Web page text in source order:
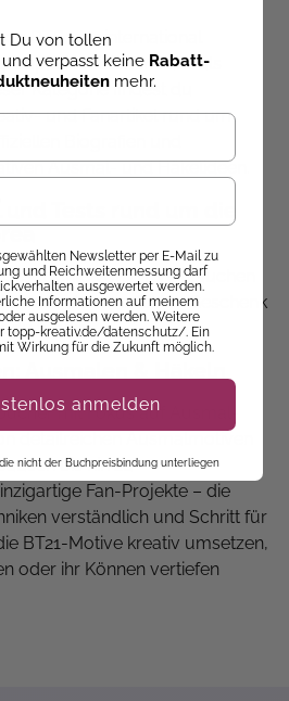
BTS, der international
die Millionen Fans als
Kategorie findest du
und Fanartikel rund um
Biografien und
Ausmal- und Häkelideen.
Tests rund um die
von BTS eintauchen
nach dem perfekten Geschenk
du fündig.
Ausmalen & Häkeln
mit Fokus auf Ausmal-
detailreichen Ausmalmotiven
bis hin zu
Fan-Projekte – die
verständlich und Schritt für
BT21-Motive kreativ umsetzen,
oder ihr Können vertiefen
Du von tollen
und verpasst keine Rabatt-
mehr.
Newsletter per E-Mail zu
und Reichweitenmessung darf
ausgewertet werden.
Informationen auf meinem
ausgelesen werden. Weitere
topp-kreativ.de/datenschutz/. Ein
Wirkung für die Zukunft möglich.
anmelden
nicht der Buchpreisbindung unterliegen